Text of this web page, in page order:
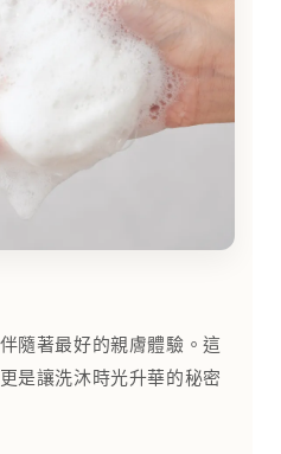
隨著最好的親膚體驗。這
是讓洗沐時光升華的秘密